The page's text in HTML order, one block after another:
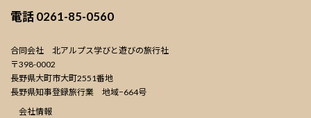
電話0261-85-0560
合同会社 北アルプス学びと遊びの旅行社
〒398-0002
長野県大町市大町2551番地
長野県知事登録旅行業 地域−664号
会社情報